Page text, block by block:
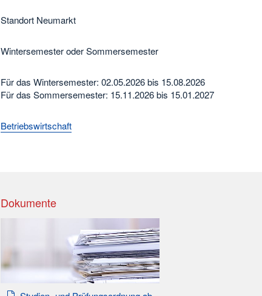
Standort Neumarkt
Wintersemester oder Sommersemester
Für das Wintersemester: 02.05.2026 bis 15.08.2026
Für das Sommersemester: 15.11.2026 bis 15.01.2027
Betriebswirtschaft
Dokumente